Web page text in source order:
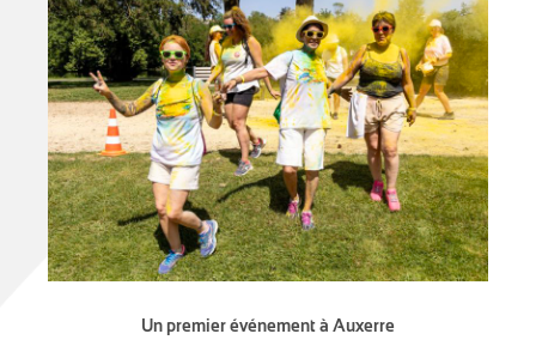
Un premier événement à Auxerre